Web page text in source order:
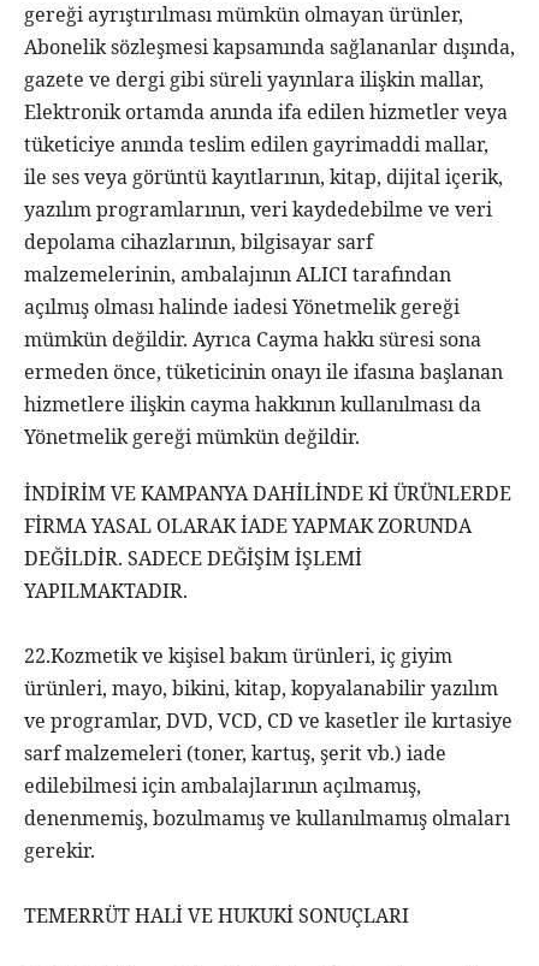
gereği ayrıştırılması mümkün olmayan ürünler,
Abonelik sözleşmesi kapsamında sağlananlar dışında,
gazete ve dergi gibi süreli yayınlara ilişkin mallar,
Elektronik ortamda anında ifa edilen hizmetler veya
tüketiciye anında teslim edilen gayrimaddi mallar,
ile ses veya görüntü kayıtlarının, kitap, dijital içerik,
yazılım programlarının, veri kaydedebilme ve veri
depolama cihazlarının, bilgisayar sarf
malzemelerinin, ambalajının ALICI tarafından
açılmış olması halinde iadesi Yönetmelik gereği
mümkün değildir. Ayrıca Cayma hakkı süresi sona
ermeden önce, tüketicinin onayı ile ifasına başlanan
hizmetlere ilişkin cayma hakkının kullanılması da
Yönetmelik gereği mümkün değildir.
İNDİRİM VE KAMPANYA DAHİLİNDE Kİ ÜRÜNLERDE
FİRMA YASAL OLARAK İADE YAPMAK ZORUNDA
DEĞİLDİR. SADECE DEĞİŞİM İŞLEMİ
YAPILMAKTADIR.
22.Kozmetik ve kişisel bakım ürünleri, iç giyim
ürünleri, mayo, bikini, kitap, kopyalanabilir yazılım
ve programlar, DVD, VCD, CD ve kasetler ile kırtasiye
sarf malzemeleri (toner, kartuş, şerit vb.) iade
edilebilmesi için ambalajlarının açılmamış,
denenmemiş, bozulmamış ve kullanılmamış olmaları
gerekir.
TEMERRÜT HALİ VE HUKUKİ SONUÇLARI